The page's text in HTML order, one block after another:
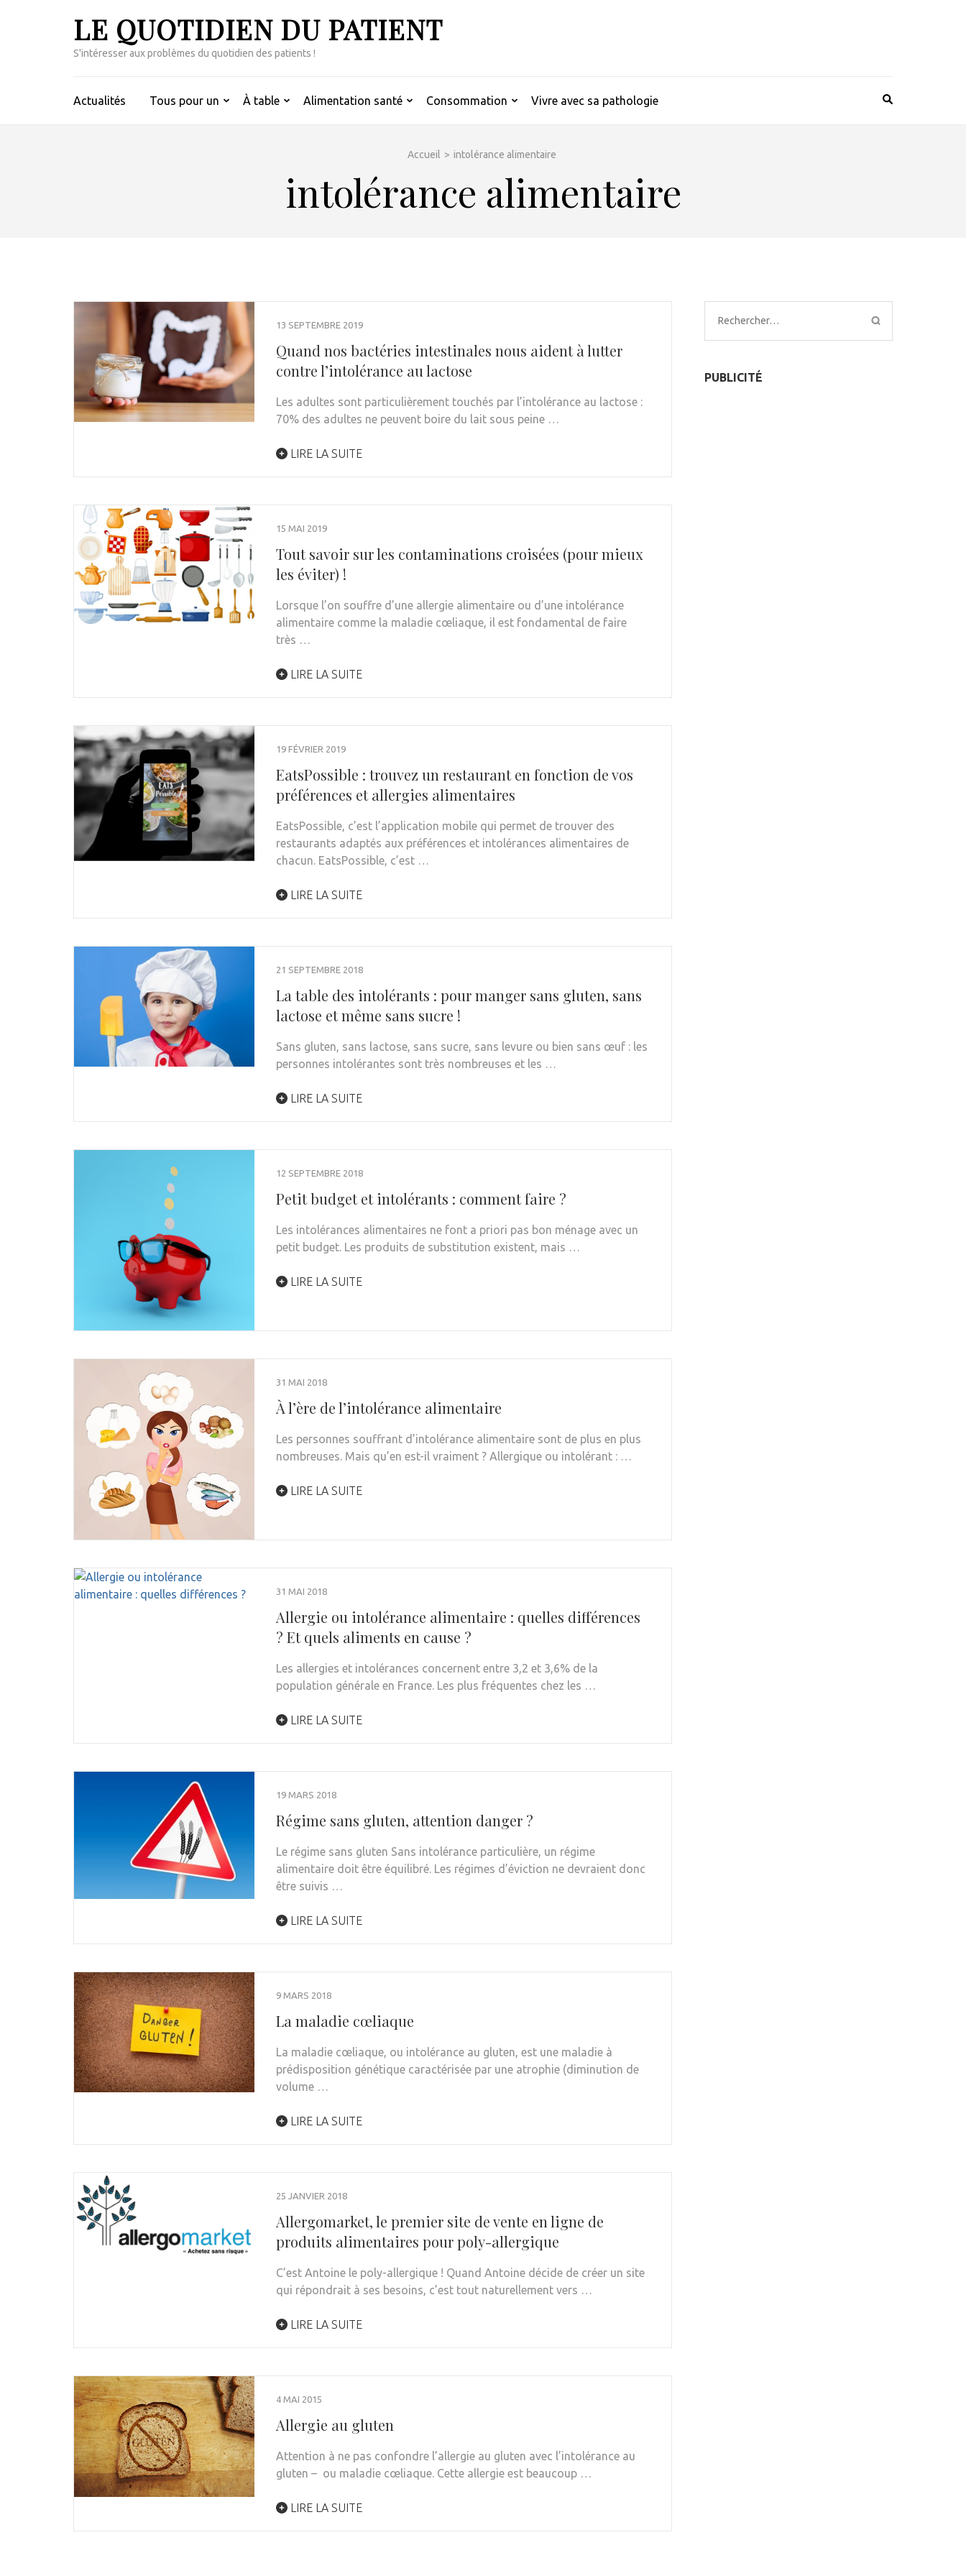
LE QUOTIDIEN DU PATIENT
S'intéresser aux problèmes du quotidien des patients !
Actualités Tous pour un À table Alimentation santé Consommation Vivre avec sa pathologie
Accueil > intolérance alimentaire
intolérance alimentaire
13 SEPTEMBRE 2019
Quand nos bactéries intestinales nous aident à lutter
contre l’intolérance au lactose
Les adultes sont particulièrement touchés par l’intolérance au lactose :
70% des adultes ne peuvent boire du lait sous peine …
LIRE LA SUITE
15 MAI 2019
Tout savoir sur les contaminations croisées (pour mieux
les éviter) !
Lorsque l’on souffre d’une allergie alimentaire ou d’une intolérance
alimentaire comme la maladie cœliaque, il est fondamental de faire
très …
LIRE LA SUITE
19 FÉVRIER 2019
EatsPossible : trouvez un restaurant en fonction de vos
préférences et allergies alimentaires
EatsPossible, c’est l’application mobile qui permet de trouver des
restaurants adaptés aux préférences et intolérances alimentaires de
chacun. EatsPossible, c’est …
LIRE LA SUITE
21 SEPTEMBRE 2018
La table des intolérants : pour manger sans gluten, sans
lactose et même sans sucre !
Sans gluten, sans lactose, sans sucre, sans levure ou bien sans œuf : les
personnes intolérantes sont très nombreuses et les …
LIRE LA SUITE
12 SEPTEMBRE 2018
Petit budget et intolérants : comment faire ?
Les intolérances alimentaires ne font a priori pas bon ménage avec un
petit budget. Les produits de substitution existent, mais …
LIRE LA SUITE
31 MAI 2018
À l’ère de l’intolérance alimentaire
Les personnes souffrant d’intolérance alimentaire sont de plus en plus
nombreuses. Mais qu’en est-il vraiment ? Allergique ou intolérant : …
LIRE LA SUITE
31 MAI 2018
Allergie ou intolérance alimentaire : quelles différences
? Et quels aliments en cause ?
Les allergies et intolérances concernent entre 3,2 et 3,6% de la
population générale en France. Les plus fréquentes chez les …
LIRE LA SUITE
19 MARS 2018
Régime sans gluten, attention danger ?
Le régime sans gluten Sans intolérance particulière, un régime
alimentaire doit être équilibré. Les régimes d’éviction ne devraient donc
être suivis …
LIRE LA SUITE
9 MARS 2018
La maladie cœliaque
La maladie cœliaque, ou intolérance au gluten, est une maladie à
prédisposition génétique caractérisée par une atrophie (diminution de
volume …
LIRE LA SUITE
25 JANVIER 2018
Allergomarket, le premier site de vente en ligne de
produits alimentaires pour poly-allergique
C’est Antoine le poly-allergique ! Quand Antoine décide de créer un site
qui répondrait à ses besoins, c’est tout naturellement vers …
LIRE LA SUITE
4 MAI 2015
Allergie au gluten
Attention à ne pas confondre l’allergie au gluten avec l’intolérance au
gluten – ou maladie cœliaque. Cette allergie est beaucoup …
LIRE LA SUITE
Rechercher :
PUBLICITÉ